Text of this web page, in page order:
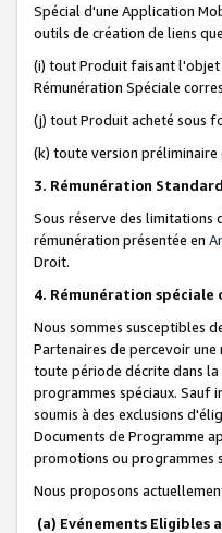
Spécial d'une Application
outils de création de liens
(i) tout Produit faisant l'objet
Rémunération Spéciale
(j) tout Produit acheté sous
(k) toute version préliminaire
3. Rémunération Standard
Sous réserve des limitations
rémunération présentée en
Droit.
4. Rémunération spéciale
Nous sommes susceptibles
Partenaires de percevoir
toute période décrite dans
programmes spéciaux. Sauf
soumis à des exclusions
Documents de Programme
promotions ou programmes
Nous proposons
(a) Evénements Eligibles